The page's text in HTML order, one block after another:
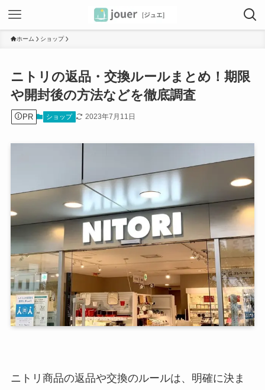
ホーム ショップ
ニトリの返品・交換ルールまとめ！期限
や開封後の方法などを徹底調査
PR ショップ 2023年7月11日
ニトリ商品の返品や交換のルールは、明確に決ま